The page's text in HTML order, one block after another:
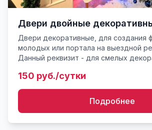
Двери двойные
Двери декоративные, для создания
молодых или портала на выездной
Данный реквизит - для смелых
можно в качестве...
150 руб./сутки
Подробнее